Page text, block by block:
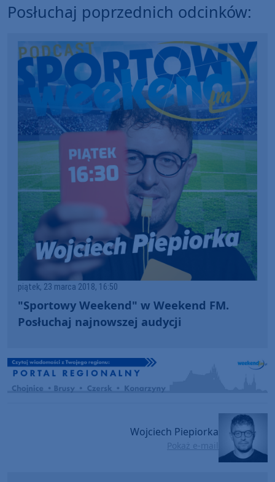
Posłuchaj poprzednich odcinków:
piątek, 23 marca 2018, 16:50
"Sportowy Weekend" w Weekend FM.
Posłuchaj najnowszej audycji
Wojciech Piepiorka
Pokaż e-mail